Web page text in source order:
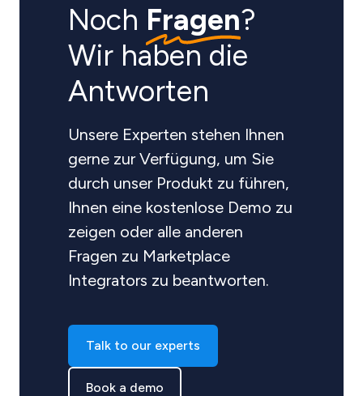
Noch Fragen?
Wir haben die
Antworten
Unsere Experten stehen Ihnen
gerne zur Verfügung, um Sie
durch unser Produkt zu führen,
Ihnen eine kostenlose Demo zu
zeigen oder alle anderen
Fragen zu Marketplace
Integrators zu beantworten.
Talk to our experts
Book a demo